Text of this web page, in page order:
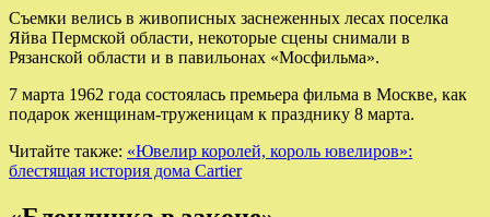
Съемки велись в живописных заснеженных лесах поселка
Яйва Пермской области, некоторые сцены снимали в
Рязанской области и в павильонах «Мосфильма».
7 марта 1962 года состоялась премьера фильма в Москве, как
подарок женщинам-труженицам к празднику 8 марта.
Читайте также: «Ювелир королей, король ювелиров»:
блестящая история дома Cartier